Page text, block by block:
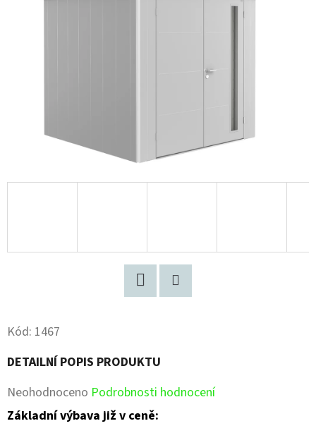
Kód: 1467
DETAILNÍ POPIS PRODUKTU
Průměrné
hodnocení
Neohodnoceno Podrobnosti hodnocení
Základní výbava již v ceně: